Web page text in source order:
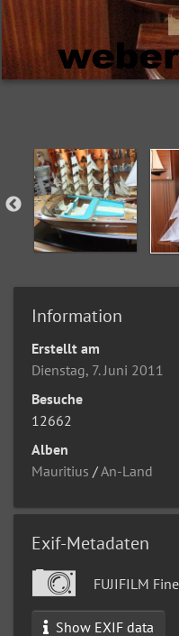
Information
Erstellt am
Dienstag, 7. Juni 2011
Besuche
12662
Alben
Mauritius /An-Land
Exif-Metadaten
FUJIFILM
Show EXIF data